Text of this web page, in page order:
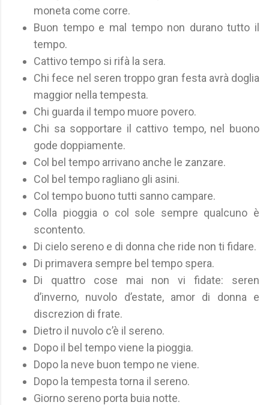
moneta come corre.
Buon tempo e mal tempo non durano tutto il
tempo.
Cattivo tempo si rifà la sera.
Chi fece nel seren troppo gran festa avrà doglia
maggior nella tempesta.
Chi guarda il tempo muore povero.
Chi sa sopportare il cattivo tempo, nel buono
gode doppiamente.
Col bel tempo arrivano anche le zanzare.
Col bel tempo ragliano gli asini.
Col tempo buono tutti sanno campare.
Colla pioggia o col sole sempre qualcuno è
scontento.
Di cielo sereno e di donna che ride non ti fidare.
Di primavera sempre bel tempo spera.
Di quattro cose mai non vi fidate: seren
d’inverno, nuvolo d’estate, amor di donna e
discrezion di frate.
Dietro il nuvolo c’è il sereno.
Dopo il bel tempo viene la pioggia.
Dopo la neve buon tempo ne viene.
Dopo la tempesta torna il sereno.
Giorno sereno porta buia notte.